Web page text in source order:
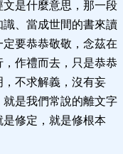
是什麼意思，那一段
、當成世間的書來讀
要恭恭敬敬，念茲在
作禮而去，只是恭恭
不求解義，沒有妄
是我們常說的離文字
修定，就是修根本